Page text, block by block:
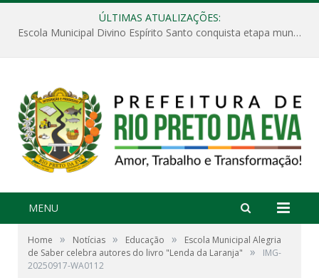
ÚLTIMAS ATUALIZAÇÕES:
Escola Municipal Divino Espírito Santo conquista etapa municipal da V Feira Amazonense de Matemática
MENU
Home » Notícias » Educação »
Escola Municipal Alegria
de Saber celebra autores do livro "Lenda da Laranja"
»
IMG-
20250917-WA0112